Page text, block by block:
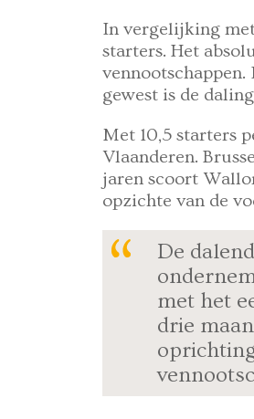
In vergelijking
starters. Het
gewest is de
Met 10,5 starters
Vlaanderen.
jaren scoort
opzichte van de
De
met het
drie